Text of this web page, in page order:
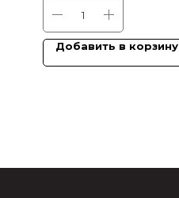
Добавить в корзину